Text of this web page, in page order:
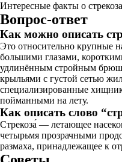
Интересные факты о
Вопрос-ответ
Как можно описать
Это относительно крупные
большими глазами,
удлинённым стройным
крыльями с густой сетью
специализированные
пойманными на лету.
Как описать слово
Стрекоза́ — летающее
четырьмя прозрачными
размаха, принадлежащее к